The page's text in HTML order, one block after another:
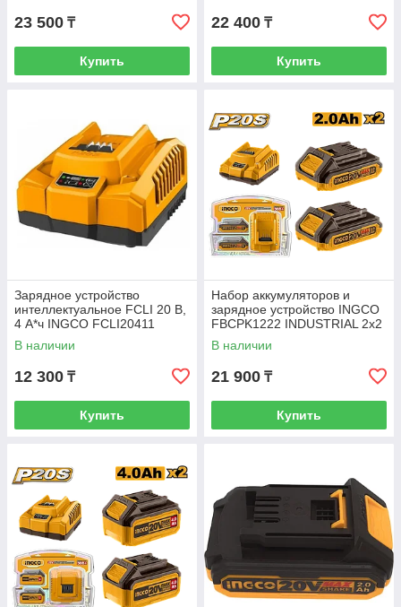
23 500 ₸
Купить
22 400 ₸
Купить
Зарядное устройство
интеллектуальное FCLI 20 В,
4 А*ч INGCO FCLI20411
В наличии
12 300 ₸
Купить
Набор аккумуляторов и
зарядное устройство INGCO
FBCPK1222 INDUSTRIAL 2x2
Ач
В наличии
21 900 ₸
Купить